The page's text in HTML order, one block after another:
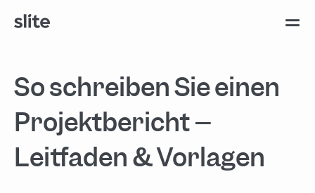
So schreiben Sie einen
Projektbericht –
Leitfaden & Vorlagen